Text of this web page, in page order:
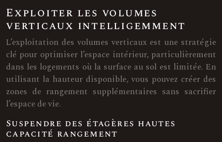
Exploiter les volumes
verticaux intelligemment
L’exploitation des volumes verticaux est une stratégie
clé pour optimiser l’espace intérieur, particulièrement
dans les logements où la surface au sol est limitée. En
utilisant la hauteur disponible, vous pouvez créer des
zones de rangement supplémentaires sans sacrifier
l’espace de vie.
Suspendre des étagères hautes
capacité rangement